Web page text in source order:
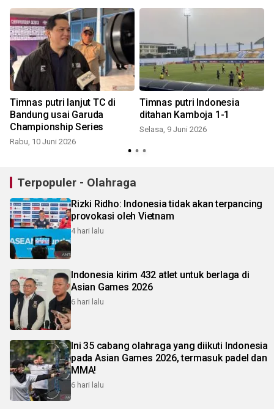
Timnas putri lanjut TC di
Bandung usai Garuda
Championship Series
Rabu, 10 Juni 2026
Timnas putri Indonesia
ditahan Kamboja 1-1
Selasa, 9 Juni 2026
Terpopuler - Olahraga
Rizki Ridho: Indonesia tidak akan terpancing
provokasi oleh Vietnam
4 hari lalu
Indonesia kirim 432 atlet untuk berlaga di
Asian Games 2026
6 hari lalu
Ini 35 cabang olahraga yang diikuti Indonesia
pada Asian Games 2026, termasuk padel dan
MMA!
6 hari lalu